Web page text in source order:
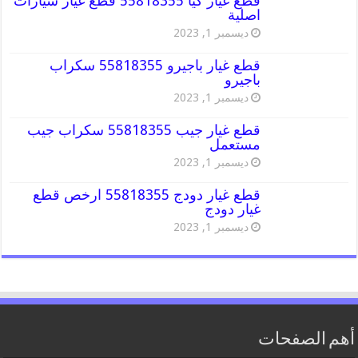
اصلية
ديسمبر 1, 2023
قطع غيار باجيرو 55818355 سكراب
باجيرو
ديسمبر 1, 2023
قطع غيار جيب 55818355 سكراب جيب
مستعمل
ديسمبر 1, 2023
قطع غيار دودج 55818355 ارخص قطع
غيار دودج
ديسمبر 1, 2023
أهم الصفحات